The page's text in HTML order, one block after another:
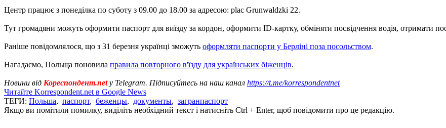
Центр працює з понеділка по суботу з 09.00 до 18.00 за адресою: plac Grunwaldzki 22.
Тут громадяни можуть оформити паспорт для виїзду за кордон, оформити ID-картку, обміняти посвідчення водія, отримати
Раніше повідомлялося, що з 31 березня українці зможуть оформляти паспорти у Берліні поза посольством.
Нагадаємо, Польща поновила правила повторного в'їзду для українських біженців.
Новини від Кореспондент.netу Telegram. Підписуйтесь на наш канал https://t.me/korrespondentnet
Читайте Korrespondent.net в Google News
ТЕГИ: Польша, паспорт, беженцы, документы, загранпаспорт
Якщо ви помітили помилку, виділіть необхідний текст і натисніть Ctrl + Enter, щоб повідомити про це редакцію.